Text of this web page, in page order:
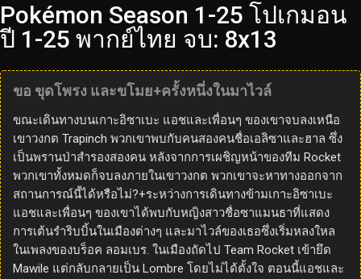
Pokémon Season 1-25 โปเกมอน
ปี 1-25 พากย์ไทย จบ: 8x13
ขอ ขุดโพรง และขโมย+ครั้งหนึ่งในมาไวล์
ขณะเดินทางบนเกาะอิซาเบะ แอชและเพื่อนๆ ของเขาจบลงเหนือ
เขาวงกต Trapinch พวกเขาพบกับคนสองคนชื่อเอลิซาและฮาล ซึ่ง
เป็นพรานป่าสำรองสองคน หลังจากการเผชิญหน้าของทีม Rocket
พวกเขาทั้งหมดก็จบลงภายในเขาวงกต พวกเขาจะหาทางออกจาก
สถานการณ์นี้ได้หรือไม่?+ระหว่างการเดินทางข้ามเกาะอิซาเบะ
แอชและเพื่อนๆ ของเขาได้พบกับหญิงสาวชื่อซาแมนธาที่แสดง
การเต้นรำริบบิ้นในเมืองต่างๆ และมาไวล์ของเธอซึ่งเริ่มหลงใหล
ในเพลงของบร็อค ลอมเบร. ในเมืองถัดไป Team Rocket เข้ายึด
Mawile แต่กลับกลายเป็น Lombre โดยไม่ได้ตั้งใจ ตอนนี้แอชและ